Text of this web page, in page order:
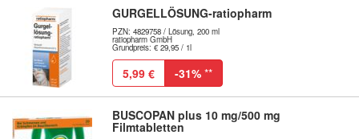
GURGELLÖSUNG-ratiopharm
PZN: 4829758 / Lösung, 200 ml
ratiopharm GmbH
Grundpreis: € 29,95 / 1l
5,99 € -31% **
BUSCOPAN plus 10 mg/500 mg
Filmtabletten